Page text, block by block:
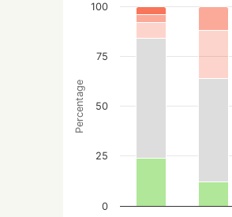
Percentage
0
25
50
75
100